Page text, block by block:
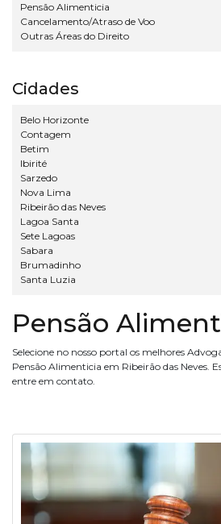
Pensão Alimenticia
Cancelamento/Atraso de Voo
Outras Áreas do Direito
Cidades
Belo Horizonte
Contagem
Betim
Ibirité
Sarzedo
Nova Lima
Ribeirão das Neves
Lagoa Santa
Sete Lagoas
Sabara
Brumadinho
Santa Luzia
Pensão
Selecione no nosso portal os melhores
Pensão Alimenticia em Ribeirão das Neves.
entre em contato.